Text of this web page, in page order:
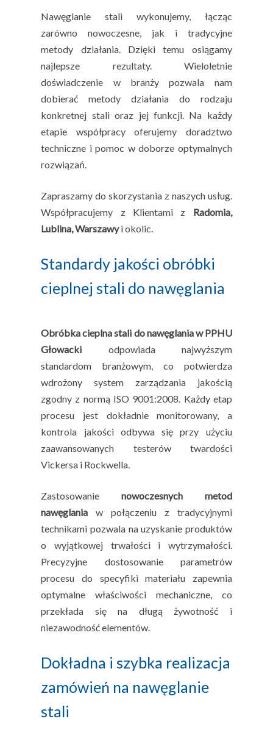
Nawęglanie stali wykonujemy, łącząc
zarówno nowoczesne, jak i tradycyjne
metody działania. Dzięki temu osiągamy
najlepsze rezultaty. Wieloletnie
doświadczenie w branży pozwala nam
dobierać metody działania do rodzaju
konkretnej stali oraz jej funkcji. Na każdy
etapie współpracy oferujemy doradztwo
techniczne i pomoc w doborze optymalnych
rozwiązań.
Zapraszamy do skorzystania z naszych usług.
Współpracujemy z Klientami z Radomia,
Lublina, Warszawyi okolic.
Standardy jakości obróbki
cieplnej stali do nawęglania
Obróbka cieplna stali do nawęglania w PPHU
Głowacki odpowiada najwyższym
standardom branżowym, co potwierdza
wdrożony system zarządzania jakością
zgodny z normą ISO 9001:2008. Każdy etap
procesu jest dokładnie monitorowany, a
kontrola jakości odbywa się przy użyciu
zaawansowanych testerów twardości
Vickersa i Rockwella.
Zastosowanie nowoczesnych metod
nawęglania w połączeniu z tradycyjnymi
technikami pozwala na uzyskanie produktów
o wyjątkowej trwałości i wytrzymałości.
Precyzyjne dostosowanie parametrów
procesu do specyfiki materiału zapewnia
optymalne właściwości mechaniczne, co
przekłada się na długą żywotność i
niezawodność elementów.
Dokładna i szybka realizacja
zamówień na nawęglanie
stali